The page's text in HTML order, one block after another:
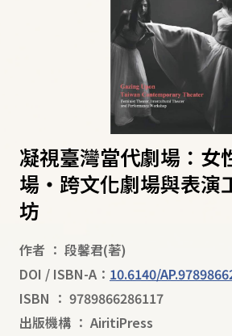
凝視臺灣當代劇場：女
場‧跨文化劇場與表演
坊
作者 ： 段馨君(著)
DOI / ISBN-A： 10.6140/
ISBN ： 9789866286117
出版機構 ： AiritiPress